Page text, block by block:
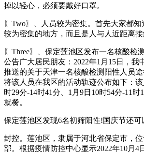
掉以轻心，必须要戴好口罩。
〖Two〗、人员较为密集。首先大家都
较为密集的地方，而且是人与人近距离接
〖Three〗、保定莲池区发布一名核酸检
公告广大居民朋友：2022年1月15日，我
推送的关于天津一名核酸检测阳性人员
将该人员在我区的活动轨迹公布如下：
时29分-14时41分、1月9日10时54分-11
就餐。
保定莲池区发现6名初筛阳性!国庆节还可
封控。莲池区，隶属于河北省保定市，
部。根据疫情防控中心显示2022年10月4